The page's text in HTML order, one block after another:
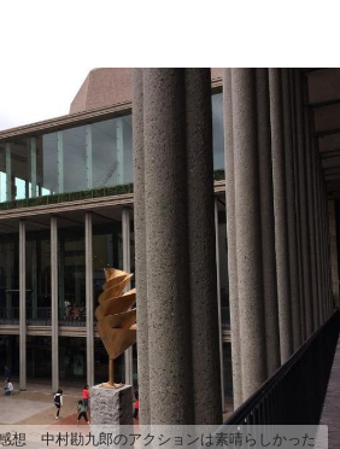
想 中村勘九郎のアクションは素晴らしかった